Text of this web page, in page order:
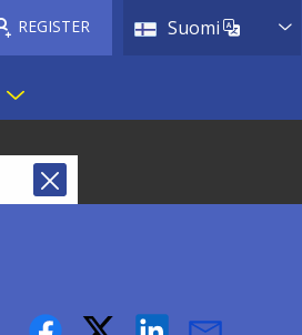
Suomi List
REGISTER